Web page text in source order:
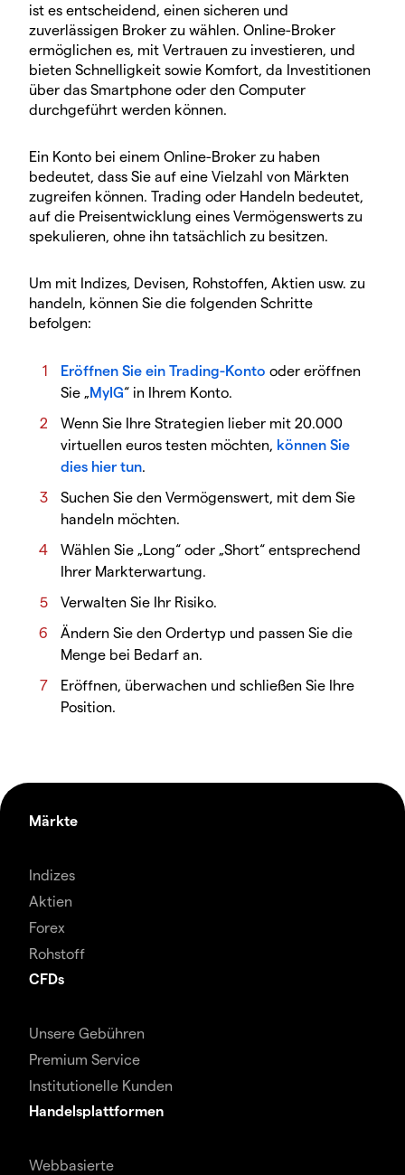
ist es entscheidend, einen sicheren und
zuverlässigen Broker zu wählen. Online-Broker
ermöglichen es, mit Vertrauen zu investieren, und
bieten Schnelligkeit sowie Komfort, da Investitionen
über das Smartphone oder den Computer
durchgeführt werden können.
Ein Konto bei einem Online-Broker zu haben
bedeutet, dass Sie auf eine Vielzahl von Märkten
zugreifen können. Trading oder Handeln bedeutet,
auf die Preisentwicklung eines Vermögenswerts zu
spekulieren, ohne ihn tatsächlich zu besitzen.
Um mit Indizes, Devisen, Rohstoffen, Aktien usw. zu
handeln, können Sie die folgenden Schritte
befolgen:
Eröffnen Sie ein Trading-Konto oder eröffnen
Sie „MyIG“ in Ihrem Konto.
Wenn Sie Ihre Strategien lieber mit 20.000
virtuellen euros testen möchten, können Sie
dies hier tun.
Suchen Sie den Vermögenswert, mit dem Sie
handeln möchten.
Wählen Sie „Long“ oder „Short“ entsprechend
Ihrer Markterwartung.
Verwalten Sie Ihr Risiko.
Ändern Sie den Ordertyp und passen Sie die
Menge bei Bedarf an.
Eröffnen, überwachen und schließen Sie Ihre
Position.
Märkte
Indizes
Aktien
Forex
Rohstoff
CFDs
Unsere Gebühren
Premium Service
Institutionelle Kunden
Handelsplattformen
Webbasierte